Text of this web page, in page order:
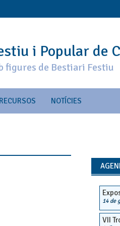
i Popular de
figures de Bestiari Festiu
RECURSOS NOTÍCIES
14 de
VII